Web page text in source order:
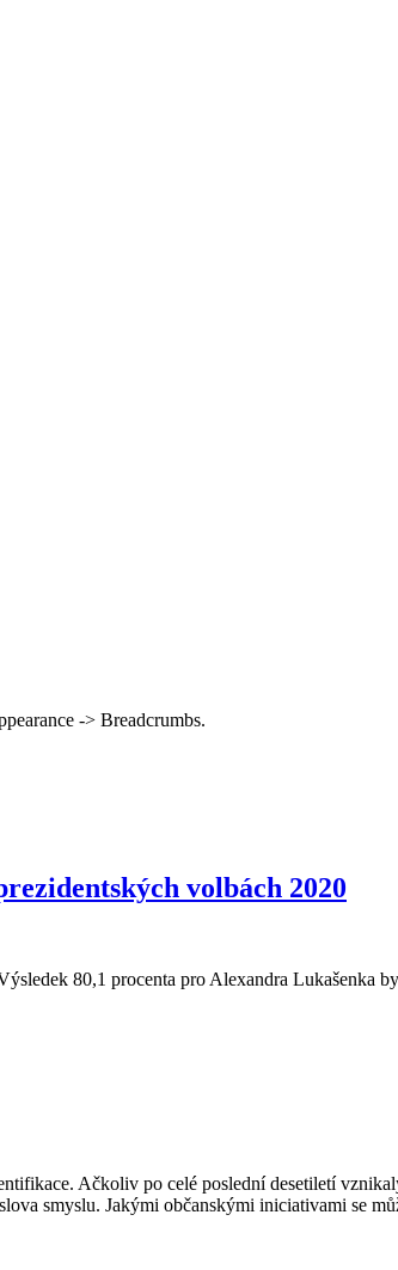
-> Breadcrumbs.
volbách 2020
80,1 procenta pro Alexandra Lukašenka
Ačkoliv po celé poslední desetiletí
smyslu. Jakými občanskými iniciativami se